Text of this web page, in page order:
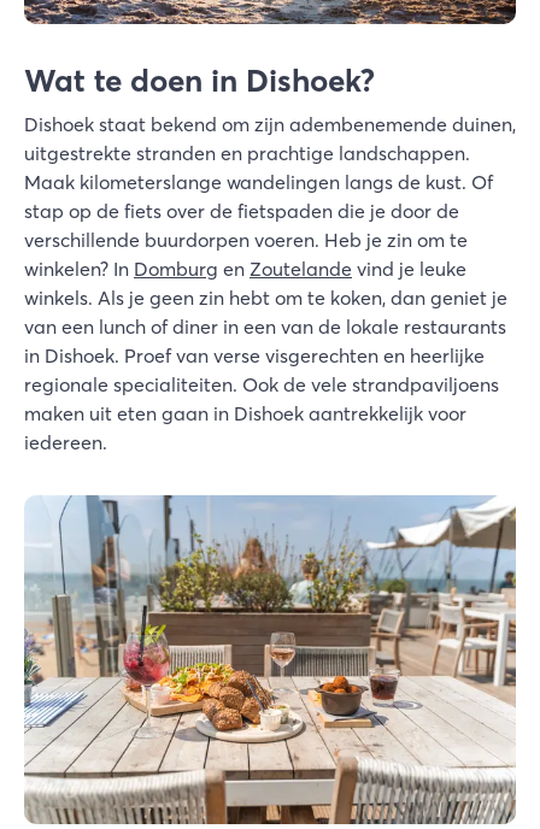
Wat te doen in Dishoek?
Dishoek staat bekend om zijn adembenemende duinen,
uitgestrekte stranden en prachtige landschappen.
Maak kilometerslange wandelingen langs de kust. Of
stap op de fiets over de fietspaden die je door de
verschillende buurdorpen voeren. Heb je zin om te
winkelen? In Domburg en Zoutelande vind je leuke
winkels. Als je geen zin hebt om te koken, dan geniet je
van een lunch of diner in een van de lokale restaurants
in Dishoek. Proef van verse visgerechten en heerlijke
regionale specialiteiten. Ook de vele strandpaviljoens
maken uit eten gaan in Dishoek aantrekkelijk voor
iedereen.